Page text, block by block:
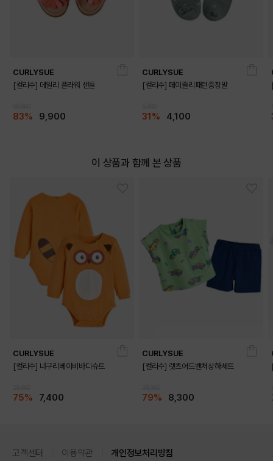
COLOR
CURLYSUE
[컬리수] 데일리 플라워 샌들
83% 9,900
CURLYSUE
[컬리수] 페이즐리패턴중장말
31% 4,100
이 상품과 함께 본 상품
CURLYSUE
[컬리수] 너구리베이비바디슈트
75% 7,400
CURLYSUE
[컬리수] 렛츠어드벤처상하세트
79% 8,300
고객센터 이용약관 개인정보처리방침